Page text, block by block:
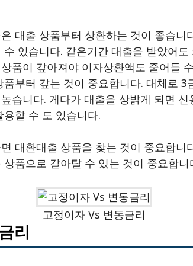
대출 상품부터 상환하는 것이 좋습니
있습니다. 같은기간 대출을 받았어
품이 갚아져야 이자상환액도 줄어들
부터 갚는 것이 중요합니다. 대체로 3
습니다. 게다가 대출을 상밝게 되면
할 수 도 있습니다.
대환대출 상품을 찾는 것이 중요합니
품으로 갈아탈 수 있는 것이 중요합니
고정이자 Vs 변동금리
리